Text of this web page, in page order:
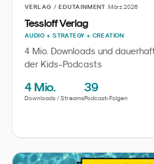
VERLAG / EDUTAINMENT·März 2026
Tessloff Verlag
AUDIO + STRATEGY + CREATION
4 Mio. Downloads und
der Kids-Podcasts
4 Mio.
Downloads / Streams
39
Podcast-Folgen